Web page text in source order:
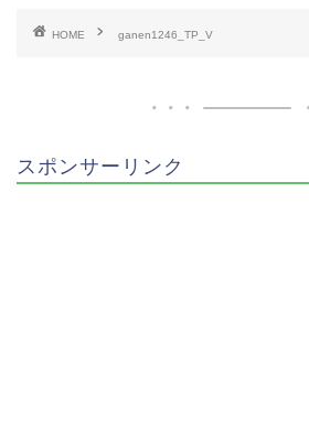
c
o
k
tt
ai e
HOME ganen1246_TP_V
スポンサーリンク